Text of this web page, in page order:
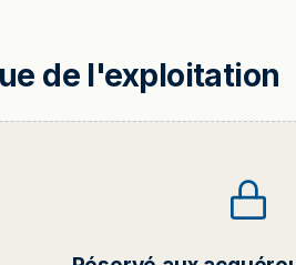
de l'exploitation